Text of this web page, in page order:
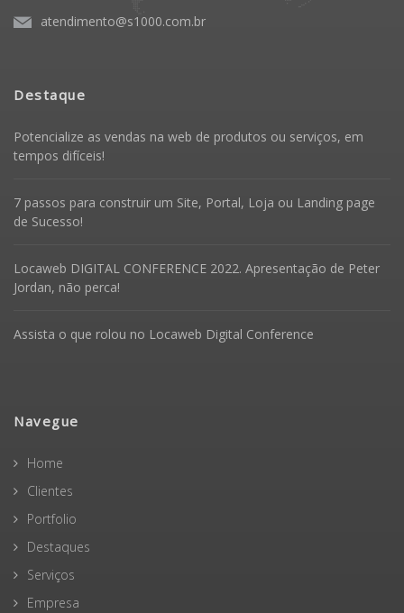
atendimento@s1000.com.br
Destaque
Potencialize as vendas na web de produtos ou serviços, em
tempos difíceis!
7 passos para construir um Site, Portal, Loja ou Landing page
de Sucesso!
Locaweb DIGITAL CONFERENCE 2022. Apresentação de Peter
Jordan, não perca!
Assista o que rolou no Locaweb Digital Conference
Navegue
Home
Clientes
Portfolio
Destaques
Serviços
Empresa